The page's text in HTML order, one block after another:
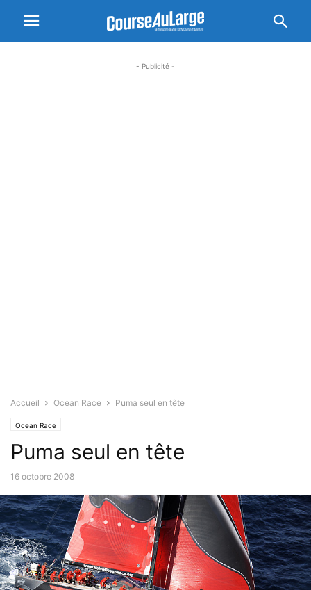
- Publicité -
Accueil Ocean Race Puma seul en tête
Ocean Race
Puma seul en tête
16 octobre 2008